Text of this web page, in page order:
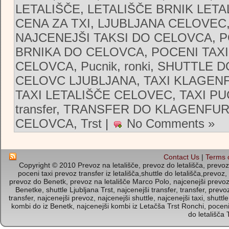
LETALIŠČE, LETALIŠČE BRNIK
CENA ZA TXI, LJUBLJANA CELOVEC
NAJCENEJŠI TAKSI DO CELOVCA,
BRNIKA DO CELOVCA, POCENI TAXI
CELOVCA, Pucnik, ronki, SHUTTLE
CELOVC LJUBLJANA, TAXI
TAXI LETALIŠČE CELOVEC, TAXI
transfer, TRANSFER DO
CELOVCA, Trst | No Comments »
Contact Us | Terms
Copyright © 2010 Prevoz na letališče, prevoz do letališča,
poceni taxi prevoz transfer iz letališča,shuttle do
prevoz do Benetk, prevoz na letališče Marco Polo, najcenejši
Benetke, shuttle Ljubljana Trst, najcenejši transfer, transfer,
transfer, najcenejši prevoz, najcenejši shuttle, najcenejši taxi,
kombi do iz Benetk, najcenejši kombi iz Letačša Trst Ronchi,
do letališča